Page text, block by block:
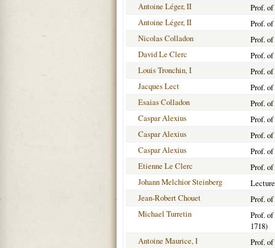
Antoine Léger, II
Prof. of
Antoine Léger, II
Prof.
Nicolas Colladon
Prof.
David Le Clerc
Prof. of
Louis Tronchin, I
Prof.
Jacques Lect
Prof.
Esaias Colladon
Prof.
Caspar Alexius
Prof.
Caspar Alexius
Prof. of
Caspar Alexius
Prof.
Etienne Le Clerc
Prof. of
Johann Melchior Steinberg
Jean-Robert Chouet
Prof. of
Michael Turretin
Prof.
1718)
Antoine Maurice, I
Prof. of